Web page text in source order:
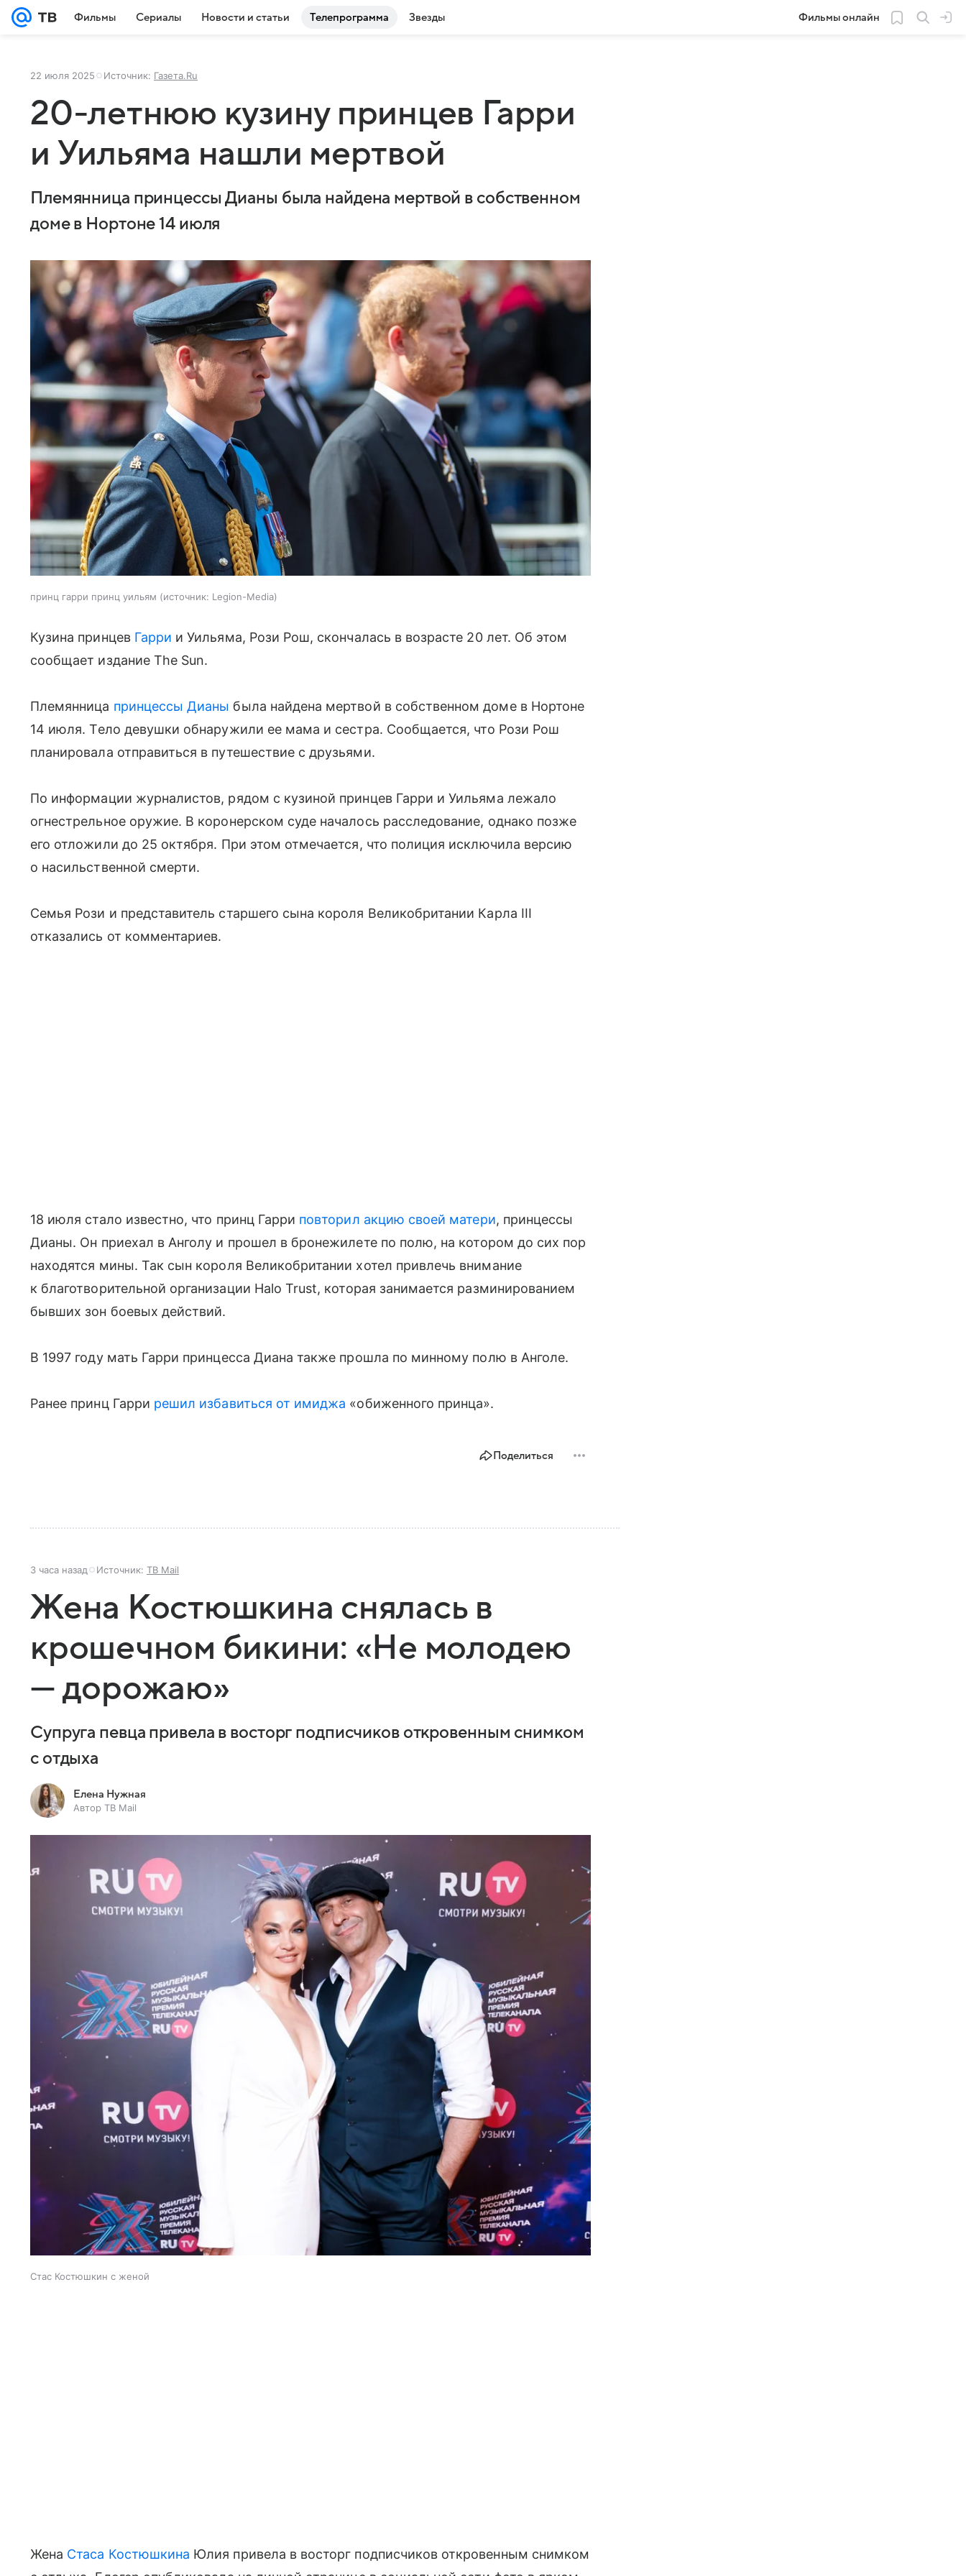
Фильмы Сериалы Новости и статьи Телепрограмма Звезды Фильмы онлайн
22 июля 2025 Источник: Газета.Ru
20-летнюю кузину принцев Гарри
и Уильяма нашли мертвой
Племянница принцессы Дианы была найдена мертвой в собственном
доме в Нортоне 14 июля
принц гарри принц уильям источник: Legion-Media
Кузина принцев Гарри и Уильяма, Рози Рош, скончалась в возрасте 20 лет. Об этом
сообщает издание The Sun.
Племянница принцессы Дианы была найдена мертвой в собственном доме в Нортоне
14 июля. Тело девушки обнаружили ее мама и сестра. Сообщается, что Рози Рош
планировала отправиться в путешествие с друзьями.
По информации журналистов, рядом с кузиной принцев Гарри и Уильяма лежало
огнестрельное оружие. В коронерском суде началось расследование, однако позже
его отложили до 25 октября. При этом отмечается, что полиция исключила версию
о насильственной смерти.
Семья Рози и представитель старшего сына короля Великобритании Карла III
отказались от комментариев.
18 июля стало известно, что принц Гарри повторил акцию своей матери, принцессы
Дианы. Он приехал в Анголу и прошел в бронежилете по полю, на котором до сих пор
находятся мины. Так сын короля Великобритании хотел привлечь внимание
к благотворительной организации Halo Trust, которая занимается разминированием
бывших зон боевых действий.
В 1997 году мать Гарри принцесса Диана также прошла по минному полю в Анголе.
Ранее принц Гарри решил избавиться от имиджа «обиженного принца».
Поделиться
3 часа назад Источник: ТВ Mail
Жена Костюшкина снялась в
крошечном бикини: «Не молодею
— дорожаю»
Супруга певца привела в восторг подписчиков откровенным снимком
с отдыха
Елена Нужная
Автор ТВ Mail
Стас Костюшкин с женой
Жена Стаса Костюшкина Юлия привела в восторг подписчиков откровенным снимком